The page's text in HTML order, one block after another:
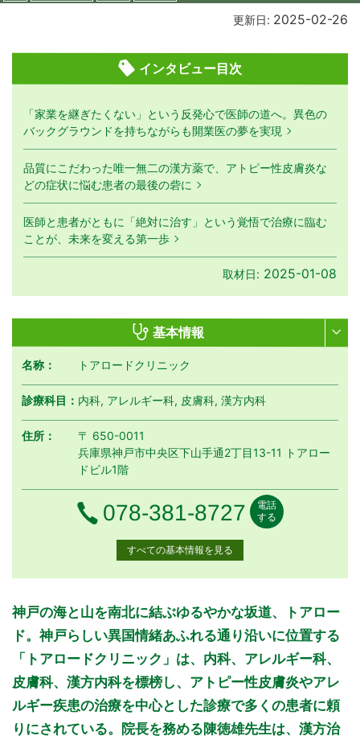
更新日: 2025-02-26
インタビュー目次
「家業を継ぎたくない」という反発心で医師の道へ。異色の
バックグラウンドを持ちながらも開業医の夢を実現
品質にこだわった唯一無二の漢方薬で、アトピー性皮膚炎な
どの症状に悩む患者の最後の砦に
医師と患者がともに「絶対に治す」という覚悟で治療に臨む
ことが、未来を変える第一歩
取材日: 2025-01-08
基本情報
名称： トアロードクリニック
診療科目： 内科, アレルギー科, 皮膚科, 漢方内科
住所：
〒 650-0011
兵庫県神戸市中央区下山手通2丁目13-11 トアロー
ドビル1階
電話番号
078-381-8727
電話
する
すべての基本情報を見る
診療時間 月月曜日
火 水 水曜日
木 木曜日
金金曜日
土 日
15:00～20:00
● ● ● ● ●
休診日: 月、火、祝
備考: 受付は19:45まで(時短の場合あり)
臨時休診あり
【24時間初診受付サービス】
神戸の海と山を南北に結ぶゆるやかな坂道、トアロー
ド。神戸らしい異国情緒あふれる通り沿いに位置する
「トアロードクリニック」は、内科、アレルギー科、
皮膚科、漢方内科を標榜し、アトピー性皮膚炎やアレ
ルギー疾患の治療を中心とした診療で多くの患者に頼
りにされている。院長を務める陳徳雄先生は、漢方治